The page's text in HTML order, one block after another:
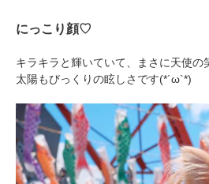
にっこり顔♡
キラキラと輝いていて、まさに天使の
太陽もびっくりの眩しさです(*´ω`*)